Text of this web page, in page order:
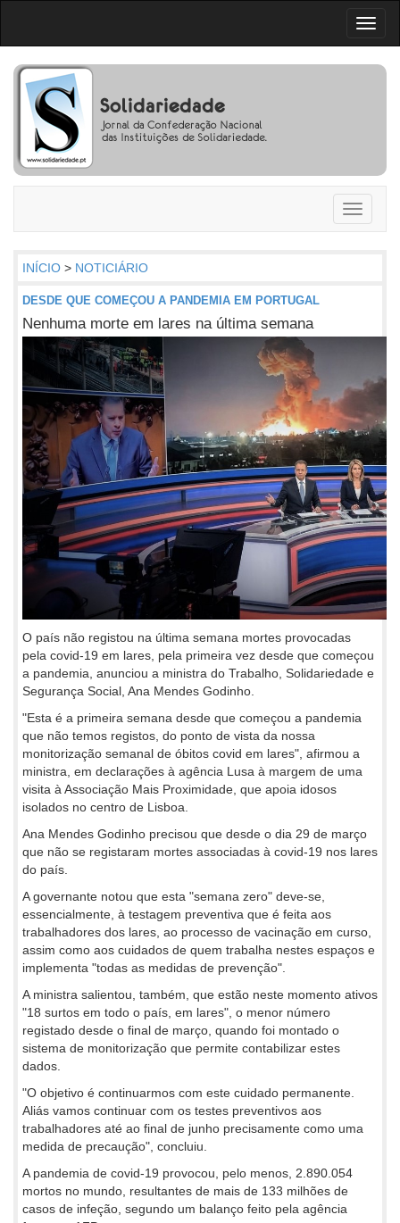
Toggle
INÍCIO > NOTICIÁRIO
DESDE QUE COMEÇOU A PANDEMIA EM PORTUGAL
Nenhuma morte em lares na última semana
O país não registou na última semana mortes provocadas
pela covid-19 em lares, pela primeira vez desde que começou
a pandemia, anunciou a ministra do Trabalho, Solidariedade e
Segurança Social, Ana Mendes Godinho.
"Esta é a primeira semana desde que começou a pandemia
que não temos registos, do ponto de vista da nossa
monitorização semanal de óbitos covid em lares", afirmou a
ministra, em declarações à agência Lusa à margem de uma
visita à Associação Mais Proximidade, que apoia idosos
isolados no centro de Lisboa.
Ana Mendes Godinho precisou que desde o dia 29 de março
que não se registaram mortes associadas à covid-19 nos lares
do país.
A governante notou que esta "semana zero" deve-se,
essencialmente, à testagem preventiva que é feita aos
trabalhadores dos lares, ao processo de vacinação em curso,
assim como aos cuidados de quem trabalha nestes espaços e
implementa "todas as medidas de prevenção".
A ministra salientou, também, que estão neste momento ativos
"18 surtos em todo o país, em lares", o menor número
registado desde o final de março, quando foi montado o
sistema de monitorização que permite contabilizar estes
dados.
"O objetivo é continuarmos com este cuidado permanente.
Aliás vamos continuar com os testes preventivos aos
trabalhadores até ao final de junho precisamente como uma
medida de precaução", concluiu.
A pandemia de covid-19 provocou, pelo menos, 2.890.054
mortos no mundo, resultantes de mais de 133 milhões de
casos de infeção, segundo um balanço feito pela agência